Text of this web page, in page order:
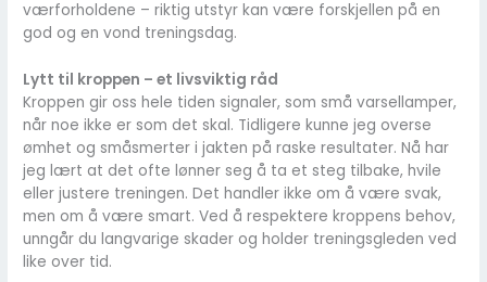
værforholdene – riktig utstyr kan være forskjellen på en
god og en vond treningsdag.
Lytt til kroppen – et livsviktig råd
Kroppen gir oss hele tiden signaler, som små varsellamper,
når noe ikke er som det skal. Tidligere kunne jeg overse
ømhet og småsmerter i jakten på raske resultater. Nå har
jeg lært at det ofte lønner seg å ta et steg tilbake, hvile
eller justere treningen. Det handler ikke om å være svak,
men om å være smart. Ved å respektere kroppens behov,
unngår du langvarige skader og holder treningsgleden ved
like over tid.